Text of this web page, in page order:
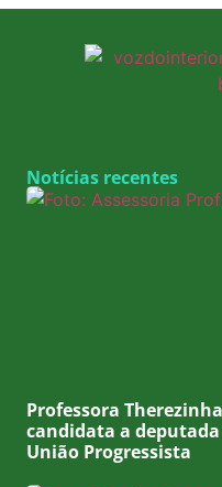
Notícias recentes
Professora
candidata a
União Progressista